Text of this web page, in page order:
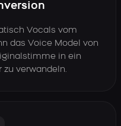
Vocals vom
das Voice Model von
in ein
zu verwandeln.